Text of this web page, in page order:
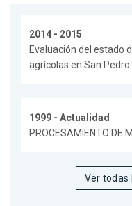
2014 - 2015
Evaluación del estado
agrícolas en San
1999 - Actualidad
PROCESAMIENTO DE
Ver todas